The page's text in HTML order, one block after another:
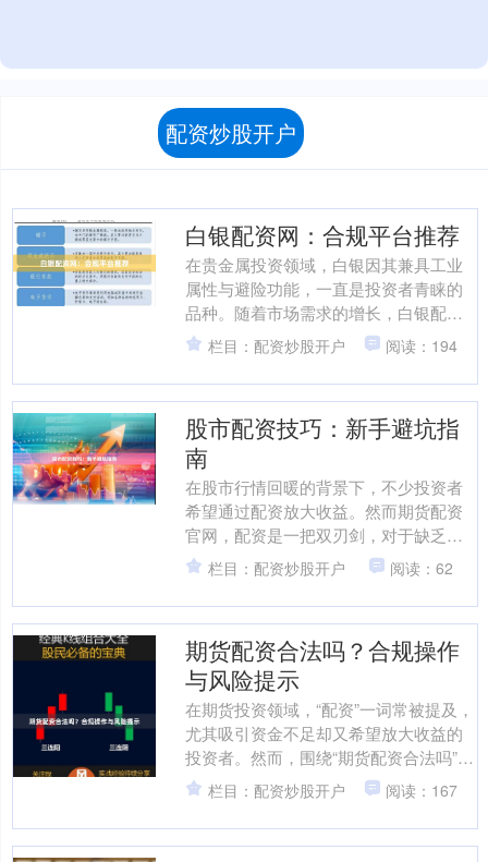
配资炒股开户
白银配资网：合规平台推荐
在贵金属投资领域，白银因其兼具工业
属性与避险功能，一直是投资者青睐的
品种。随着市场需求的增长，白银配资
作为一种杠杆投资方式，逐渐进入大众
视野。然而，面对市场上众....
栏目：配资炒股开户 阅读：194
股市配资技巧：新手避坑指
南
在股市行情回暖的背景下，不少投资者
希望通过配资放大收益。然而期货配资
官网，配资是一把双刃剑，对于缺乏经
验的新手来说，稍有不慎就可能陷入亏
损陷阱。本文将为新手提供....
栏目：配资炒股开户 阅读：62
期货配资合法吗？合规操作
与风险提示
在期货投资领域，“配资”一词常被提及，
尤其吸引资金不足却又希望放大收益的
投资者。然而，围绕“期货配资合法吗”的
疑问始终存在。本文将从法律角度、合
规操作及风险提示....
栏目：配资炒股开户 阅读：167